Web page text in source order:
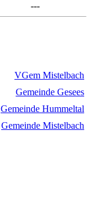
---
VGem Mistelbach
Gemeinde Gesees
Gemeinde Hummeltal
Gemeinde Mistelbach